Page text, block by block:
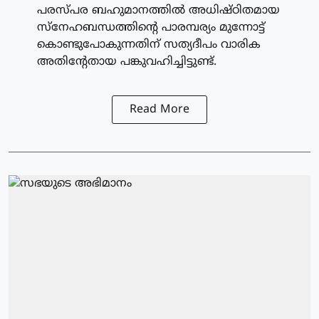
പരസ്പര ബഹുമാനത്തിൽ അധിഷ്ഠിതമായ
സ്നേഹബന്ധത്തിന്റെ പാരമ്പര്യം മുന്നോട്ട്
കൊണ്ടുപോകുന്നതിന് സത്യദീപം വാരിക
അതിന്റേതായ പങ്കുവഹിച്ചിട്ടുണ്ട്.
Read More